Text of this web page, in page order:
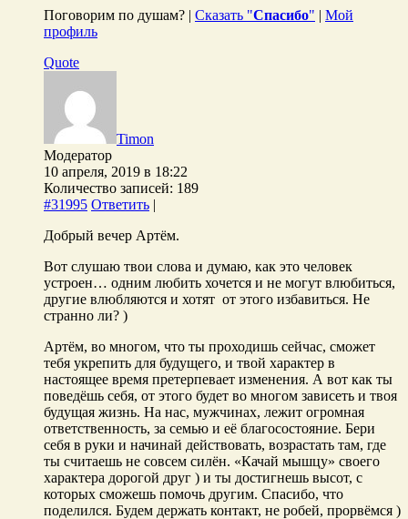
Поговорим по душам? | Сказать "Спасибо" | Мой
профиль
Quote
Timon
Модератор
10 апреля, 2019 в 18:22
Количество записей: 189
#31995 Ответить |
Добрый вечер Артём.
Вот слушаю твои слова и думаю, как это человек
устроен… одним любить хочется и не могут влюбиться,
другие влюбляются и хотят от этого избавиться. Не
странно ли? )
Артём, во многом, что ты проходишь сейчас, сможет
тебя укрепить для будущего, и твой характер в
настоящее время претерпевает изменения. А вот как ты
поведёшь себя, от этого будет во многом зависеть и твоя
будущая жизнь. На нас, мужчинах, лежит огромная
ответственность, за семью и её благосостояние. Бери
себя в руки и начинай действовать, возрастать там, где
ты считаешь не совсем силён. «Качай мышцу» своего
характера дорогой друг ) и ты достигнешь высот, с
которых сможешь помочь другим. Спасибо, что
поделился. Будем держать контакт, не робей, прорвёмся )